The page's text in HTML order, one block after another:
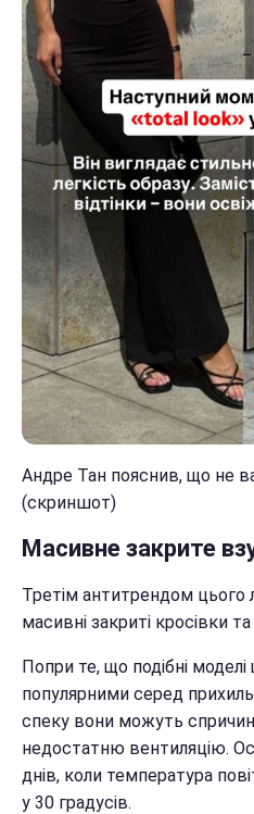
Андре Тан пояснив, що не
(скриншот)
Масивне закрите
Третім антитрендом цього
масивні закриті кросівки
Попри те, що подібні
популярними серед
спеку вони можуть
недостатню вентиляцію.
днів, коли температура
у 30 градусів.